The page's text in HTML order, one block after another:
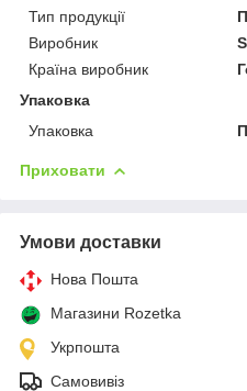
Тип продукції
Виробник
Країна виробник
Упаковка
Упаковка
Приховати
Умови доставки
Нова Пошта
Магазини Rozetka
Укрпошта
Самовивіз